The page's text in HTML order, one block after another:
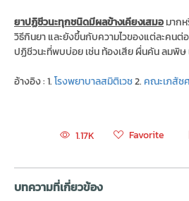
ยาปฏิชีวนะทุกชนิดมีผลข้างเคียงเสมอ มาก
วิธีกินยา และยังขึ้นกับความไวของแต่ละคนต่
ปฏิชีวนะที่พบบ่อย เช่น ท้องเสีย ผื่นคัน ลมพิษ
อ้างอิง : 1. โรงพยาบาลสมิติเวช2. คณะเภสัช
1.17K Favorite
บทความที่เกี่ยวข้อง